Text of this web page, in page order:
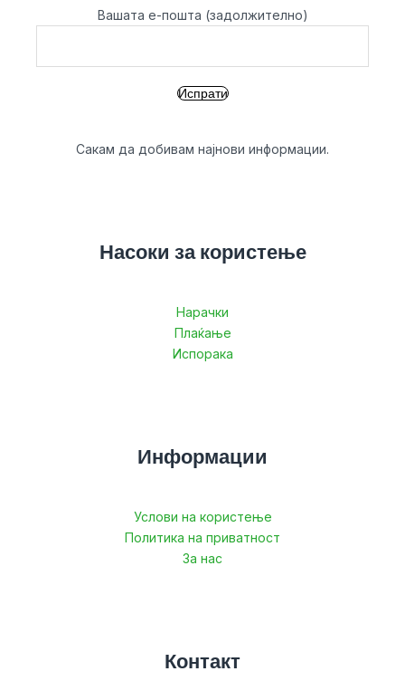
Вашата е-пошта (задолжително)
Сакам да добивам најнови информации.
Насоки за користење
Нарачки
Плаќање
Испорака
Информации
Услови на користење
Политика на приватност
За нас
Контакт